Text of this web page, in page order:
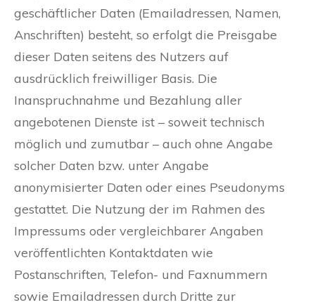
geschäftlicher Daten (Emailadressen, Namen,
Anschriften) besteht, so erfolgt die Preisgabe
dieser Daten seitens des Nutzers auf
ausdrücklich freiwilliger Basis. Die
Inanspruchnahme und Bezahlung aller
angebotenen Dienste ist – soweit technisch
möglich und zumutbar – auch ohne Angabe
solcher Daten bzw. unter Angabe
anonymisierter Daten oder eines Pseudonyms
gestattet. Die Nutzung der im Rahmen des
Impressums oder vergleichbarer Angaben
veröffentlichten Kontaktdaten wie
Postanschriften, Telefon- und Faxnummern
sowie Emailadressen durch Dritte zur